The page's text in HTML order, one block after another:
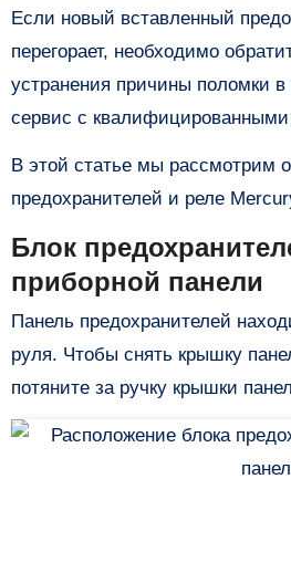
Если новый вставленный
перегорает, необходимо
устранения причины поломки
сервис с
В этой статье мы рассмотрим
предохранителей и реле
Блок
приборной панели
Панель предохранителей
руля. Чтобы снять крышку
потяните за ручку крышки